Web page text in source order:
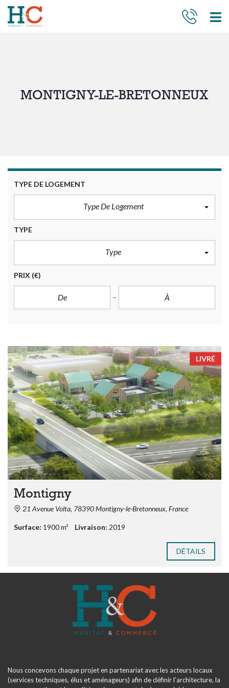
MONTIGNY-LE-BRETONNEUX
TYPE DE LOGEMENT
Type De Logement
TYPE
Type
PRIX (€)
LIVRÉ
Montigny
21 Avenue Volta, 78390 Montigny-le-Bretonneux, France
Surface: 1900 m² Livraison: 2019
DÉTAILS
Nous concevons chaque projet en partenariat avec les acteurs locaux
(services techniques, élus et aménageurs) afin de définir l’architecture, la